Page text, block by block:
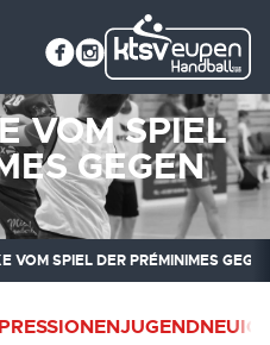
VOM SPIEL
GEGEN
VOM SPIEL DER PRÉMINIMES
JUGEND